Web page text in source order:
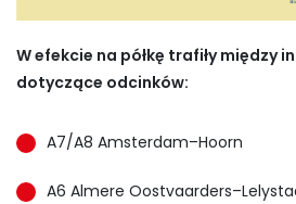
W efekcie na półkę trafiły między
dotyczące odcinków:
A7/A8 Amsterdam–Hoorn
A6 Almere